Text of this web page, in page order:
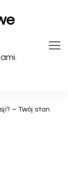
– Twój stan